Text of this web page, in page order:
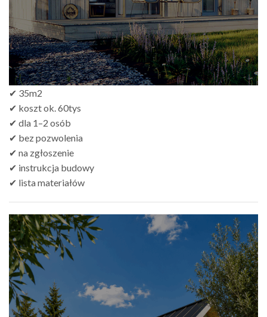
✔ 35m2
✔ koszt ok. 60tys
✔ dla 1–2 osób
✔ bez pozwolenia
✔ na zgłoszenie
✔ instrukcja budowy
✔ lista materiałów